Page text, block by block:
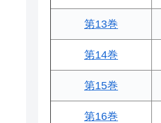
第13巻
第14巻
第15巻
第16巻